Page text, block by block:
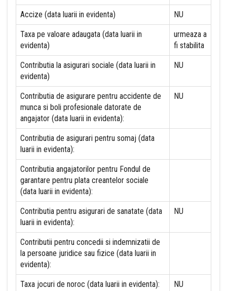
Accize (data luarii in evidenta) NU
Taxa pe valoare adaugata (data luarii in
evidenta)
urmeaza a
fi stabilita
Contributia la asigurari sociale (data luarii in
evidenta)
NU
Contributia de asigurare pentru accidente de
munca si boli profesionale datorate de
angajator (data luarii in evidenta):
NU
Contributia de asigurari pentru somaj (data
luarii in evidenta):
Contributia angajatorilor pentru Fondul de
garantare pentru plata creantelor sociale
(data luarii in evidenta):
Contributia pentru asigurari de sanatate (data
luarii in evidenta):
NU
Contributii pentru concedii si indemnizatii de
la persoane juridice sau fizice (data luarii in
evidenta):
Taxa jocuri de noroc (data luarii in evidenta): NU